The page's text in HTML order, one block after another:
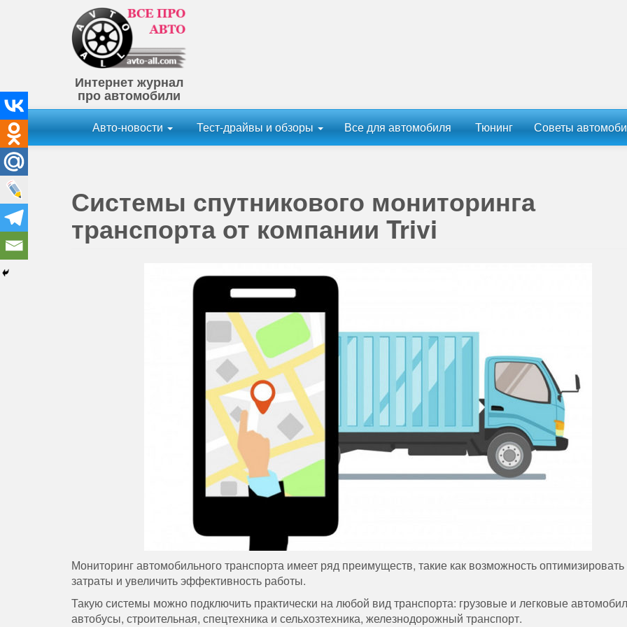
Интернет журнал
про автомобили
Авто-новости Тест-драйвы и обзоры Все для автомобиля Тюнинг Советы
Системы спутникового мониторинга
транспорта от компании Trivi
Мониторинг автомобильного транспорта имеет ряд преимуществ, такие как возможность оптимизировать
затраты и увеличить эффективность работы.
Такую системы можно подключить практически на любой вид транспорта: грузовые и легковые
автобусы, строительная, спецтехника и сельхозтехника, железнодорожный транспорт.